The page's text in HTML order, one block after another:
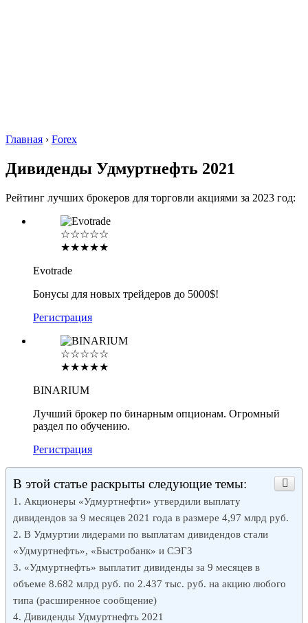
Главная › Forex
Дивиденды Удмуртнефть 2021
Рейтинг лучших брокеров для торговли акциями за 2023 год:
☆☆☆☆☆
★★★★★
Evotrade
Бонусы для новых трейдеров до 5000$!
Регистрация
☆☆☆☆☆
★★★★★
BINARIUM
Лучший брокер по бинарным опционам. Огромный
раздел по обучению.
Регистрация
В этой статье раскрыты следующие темы:
Акционеры «Удмуртнефти» утвердили выплату
дивидендов за 9 месяцев 2021 года в размере 4,97 млрд руб.
В Удмуртии лидерами по выплатам дивидендов стали
«Удмуртнефть», «Быстробанк» и СЭГЗ
«Удмуртнефть» выплатит дивиденды за 9 месяцев в
объеме 8.682 млрд руб. по 2.437 тыс. руб. на акцию любого
типа (расширенное сообщение)
Дивиденды Удмуртнефть 2021